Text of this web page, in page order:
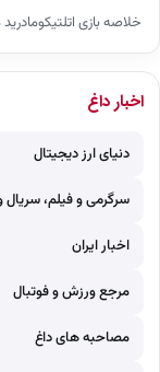
خلاصه بازی اتلتیکومادرید مقابل
اخبار داغ
دنیای ارز دیجیتال
سرگرمی و فیلم، سریال
اخبار ایران
مرجع ورزش و فوتبال
مصاحبه های داغ